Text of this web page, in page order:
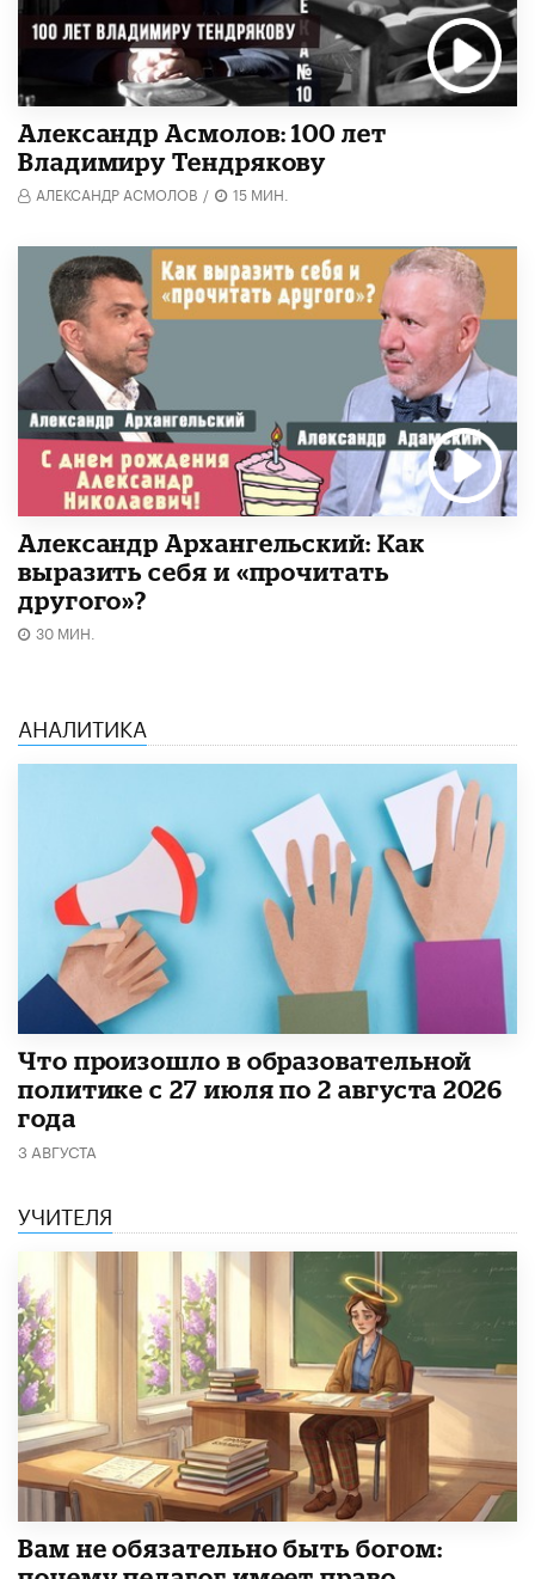
Александр Асмолов: 100 лет
Владимиру Тендрякову
АЛЕКСАНДР АСМОЛОВ / 15 МИН.
Александр Архангельский: Как
выразить себя и «прочитать
другого»?
30 МИН.
АНАЛИТИКА
​Что произошло в образовательной
политике с 27 июля по 2 августа 2026
года
3 АВГУСТА
УЧИТЕЛЯ
​Вам не обязательно быть богом: